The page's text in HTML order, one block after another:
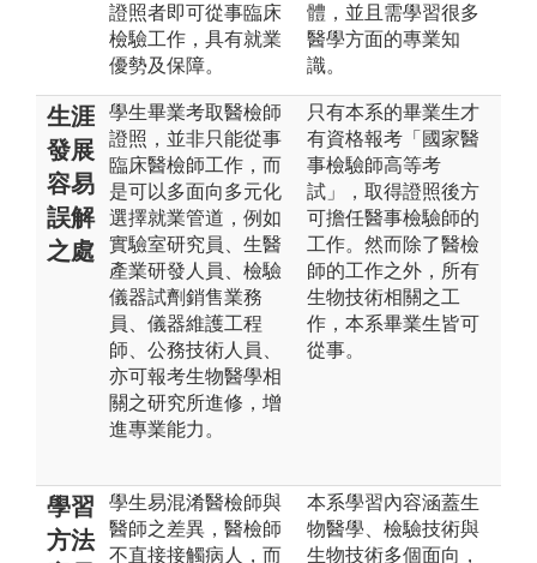
證照者即可從事臨床
檢驗工作，具有就業
優勢及保障。
體，並且需學習很多
醫學方面的專業知
識。
生涯
發展
容易
誤解
之處
學生畢業考取醫檢師
證照，並非只能從事
臨床醫檢師工作，而
是可以多面向多元化
選擇就業管道，例如
實驗室研究員、生醫
產業研發人員、檢驗
儀器試劑銷售業務
員、儀器維護工程
師、公務技術人員、
亦可報考生物醫學相
關之研究所進修，增
進專業能力。
只有本系的畢業生才
有資格報考「國家醫
事檢驗師高等考
試」，取得證照後方
可擔任醫事檢驗師的
工作。然而除了醫檢
師的工作之外，所有
生物技術相關之工
作，本系畢業生皆可
從事。
學習
方法
學生易混淆醫檢師與
醫師之差異，醫檢師
不直接接觸病人，而
本系學習內容涵蓋生
物醫學、檢驗技術與
生物技術多個面向，